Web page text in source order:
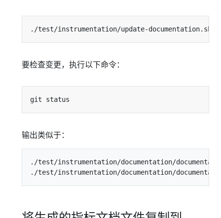
要检查变更，执行以下命令：
输出类似于：
./test/instrumentation/documentation/